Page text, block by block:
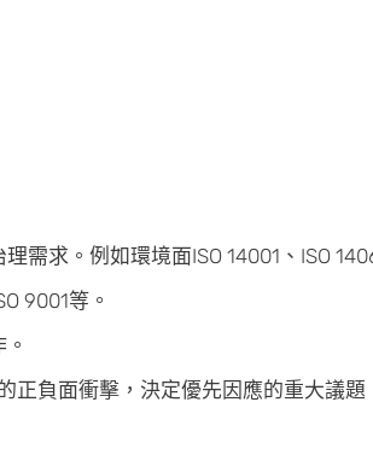
求。例如環境面ISO 14001、ISO
9001等。
正負面衝擊，決定優先因應的重大議題